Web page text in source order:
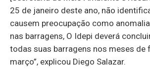
25 de janeiro deste ano, não
causem preocupação como
nas barragens, O Idepi deverá
todas suas barragens nos meses de
março”, explicou Diego Salazar.